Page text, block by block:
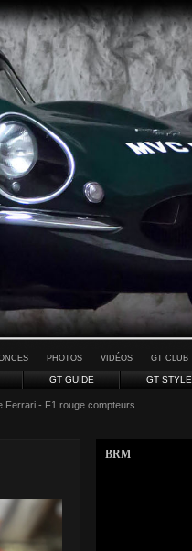
PHOTOS VIDÉOS GT CLUB
GT GUIDE GT STYLE
Ferrari - F1 rouge compteurs
BRM